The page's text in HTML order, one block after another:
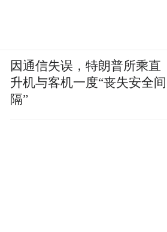
因通信失误，特朗普所乘直
升机与客机一度“丧失安全间
隔”